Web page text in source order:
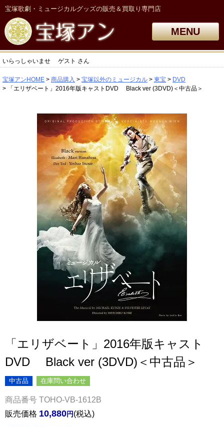
宝塚歌劇・ミュージカルグッズの販売＆買取り専門店
MENU
いらっしゃいませ ゲスト さん
宝塚アンHOME 商品購入 宝塚以外のミュージカル 東宝
DVD
「エリザベート」2016年版キャストDVD Black ver (3DVD)＜中古品＞
「エリザベート」2016年版キャスト
DVD Black ver (3DVD)＜中古品＞
中古品 在庫問い合わせ
商品番号 TOHO-VB-1612B
販売価格 10,880 税込